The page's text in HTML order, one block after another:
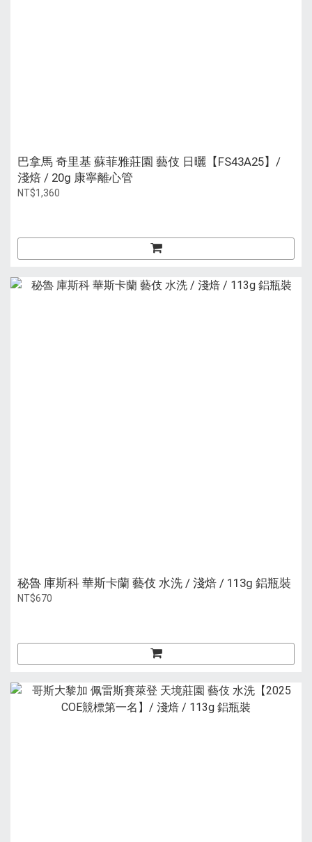
巴拿馬 奇里基 蘇菲雅莊園 藝伎 日曬【FS43A25】/
淺焙 / 20g 康寧離心管
NT$1,360
秘魯 庫斯科 華斯卡蘭 藝伎 水洗 / 淺焙 / 113g 鋁瓶裝
NT$670